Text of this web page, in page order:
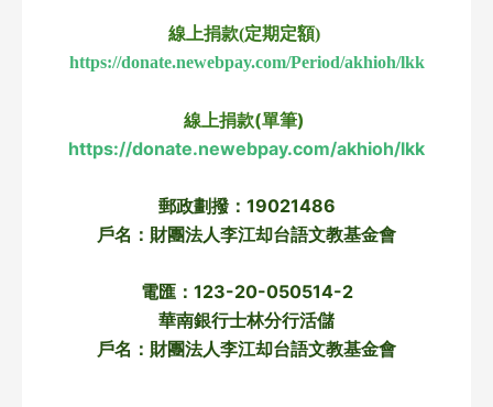
https://donate.newebpay.com/Period/akhioh/lkk
https://donate.newebpay.com/akhioh/lkk
郵政劃撥：19021486
戶名：財團法人李江却台語文教基金會
電匯：123-20-050514-2
華南銀行士林分行活儲
戶名：財團法人李江却台語文教基金會